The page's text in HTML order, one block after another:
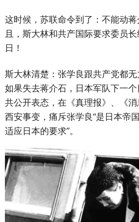
这时候，苏联命令到了：不能动
且，斯大林和共产国际要求委员
日！
斯大林清楚：张学良跟共产党都无
如果失去蒋介石，日本军队下一
共公开表态，在《真理报》、《
西安事变，痛斥张学良“是日本帝
适应日本的要求”。